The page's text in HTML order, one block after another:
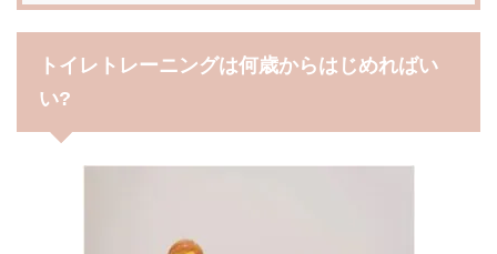
トイレトレーニングは何歳からはじめればい
い?